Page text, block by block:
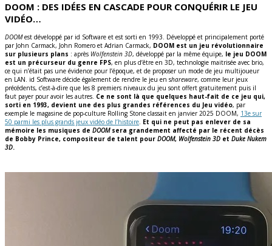
DOOM : DES IDÉES EN CASCADE POUR CONQUÉRIR LE JEU
VIDÉO…
DOOMest développé par id Software et est sorti en 1993. Développé et principalement porté
par John Carmack, John Romero et Adrian Carmack, DOOM est un jeu révolutionnaire
sur plusieurs plans : après Wolfenstein 3D, développé par la même équipe, le jeu DOOM
est un précurseur du genre FPS, en plus d’être en 3D, technologie maitrisée avec brio,
ce qui n’était pas une évidence pour l’époque, et de proposer un mode de jeu multijoueur
en LAN. id Software décide également de rendre le jeu en shareware, comme leur jeux
précédents, c’est-à-dire que les 8 premiers niveaux du jeu sont offert gratuitement puis il
faut payer pour avoir les autres. Ce ne sont là que quelques haut-fait de ce jeu qui,
sorti en 1993, devient une des plus grandes références du Jeu vidéo, par
exemple le magasine de pop-culture Rolling Stone classait en janvier 2025 DOOM, 13e sur
50 parmi les plus grands jeux vidéo de l’histoire Et qui ne peut pas enlever de sa
mémoire les musiques de DOOMsera grandement affecté par le récent décès
de Bobby Prince, compositeur de talent pour DOOM, Wolfenstein 3D et Duke Nukem
3D.